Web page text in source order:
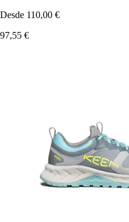
Desde 110,00 €
97,55 €